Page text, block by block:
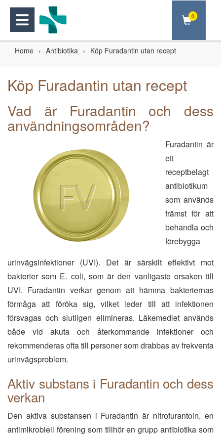
0
Home Antibiotika Köp Furadantin utan recept
Köp Furadantin utan recept
Vad är Furadantin och dess
användningsområden?
Furadantin är
ett
receptbelagt
antibiotikum
som används
främst för att
behandla och
förebygga
urinvägsinfektioner (UVI). Det är särskilt effektivt mot
bakterier som E. coli, som är den vanligaste orsaken till
UVI. Furadantin verkar genom att hämma bakteriernas
förmåga att föröka sig, vilket leder till att infektionen
försvagas och slutligen elimineras. Läkemedlet används
både vid akuta och återkommande infektioner och
rekommenderas ofta till personer som drabbas av frekventa
urinvägsproblem.
Aktiv substans i Furadantin och dess
verkan
Den aktiva substansen i Furadantin är nitrofurantoin, en
antimikrobiell förening som tillhör en grupp antibiotika som